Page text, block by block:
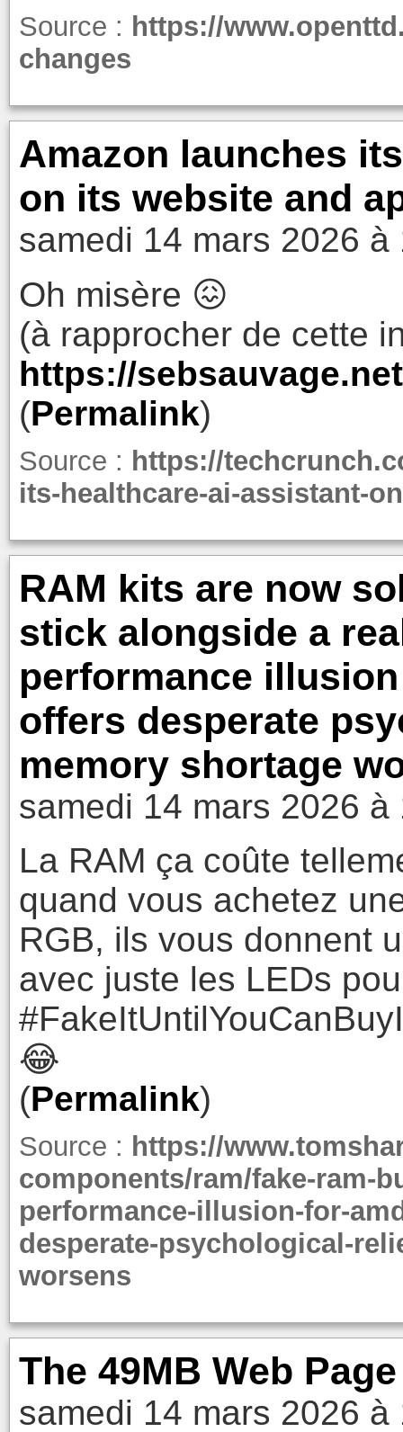
Source : https://
changes
Amazon launches
on its website and
samedi 14 mars 2026 à
Oh misère 😖
(à rapprocher de cette
https://
(Permalink)
Source : https://
its-healthcare-ai-assistant-
RAM kits are now
stick alongside a
performance
offers desperate
memory shortage
samedi 14 mars 2026 à
La RAM ça coûte
quand vous achetez
RGB, ils vous donnent
avec juste les LEDs
😂
(Permalink)
Source : https://
components/ram/fake-ram-
performance-illusion-for-
desperate-psychological-
worsens
The 49MB Web
samedi 14 mars 2026 à